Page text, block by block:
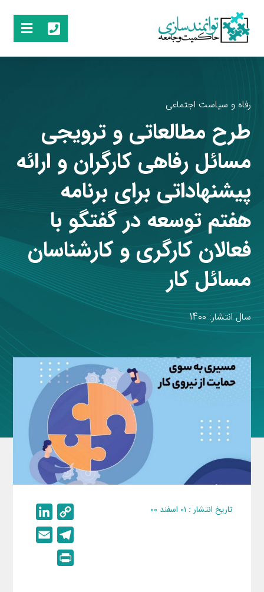
رفاه و سیاست اجتماعی
طرح مطالعاتی و ترویجی
مسائل رفاهی کارگران و ارائه
پیشنهاداتی برای برنامه
هفتم توسعه در گفتگو با
فعالان کارگری و کارشناسان
مسائل کار
سال انتشار: 1400
تاریخ انتشار : ۰۱ اسفند ۰۰
o
p
y
i
n
e
l